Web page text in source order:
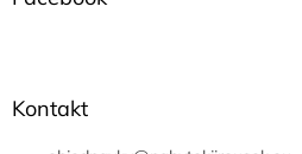
Kontakt